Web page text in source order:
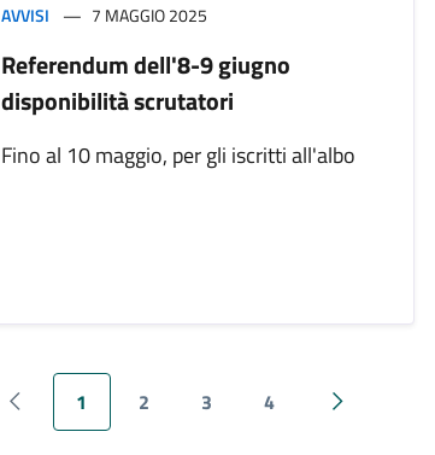
AVVISI 7 MAGGIO 2025
Referendum dell'8-9 giugno
disponibilità scrutatori
Fino al 10 maggio, per gli iscritti all'albo
Pagina precedente
1 2 3 4
Pagina